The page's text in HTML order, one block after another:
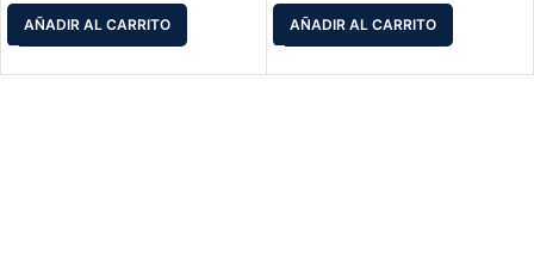
AÑADIR AL CARRITO AÑADIR AL CARRITO